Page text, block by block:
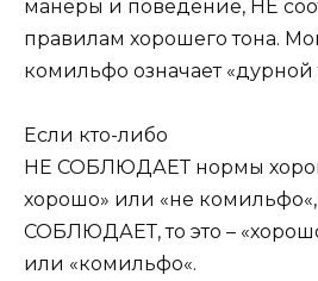
манеры и поведение, НЕ
правилам хорошего тона.
комильфо означает «дурной
Если кто-либо
НЕ СОБЛЮДАЕТ нормы
хорошо» или «не комильфо«,
СОБЛЮДАЕТ, то это –
или «комильфо«.